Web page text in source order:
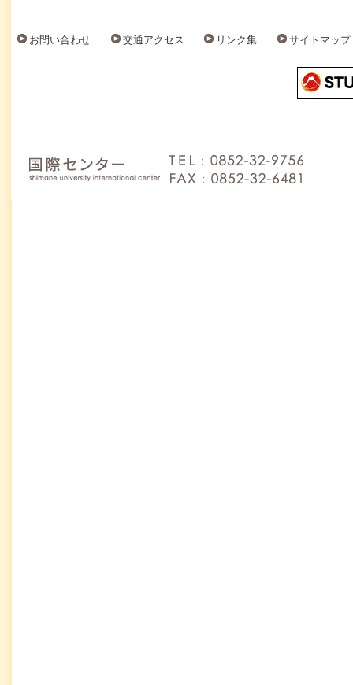
お問い合わせ 交通アクセス リンク集 サイトマップ